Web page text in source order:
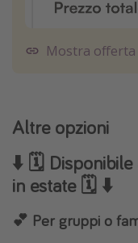
Mostra offerta
Altre opzioni
⬇️ 🗓️ Disponibile
in estate 🗓️ ⬇️
💕 Per gruppi o